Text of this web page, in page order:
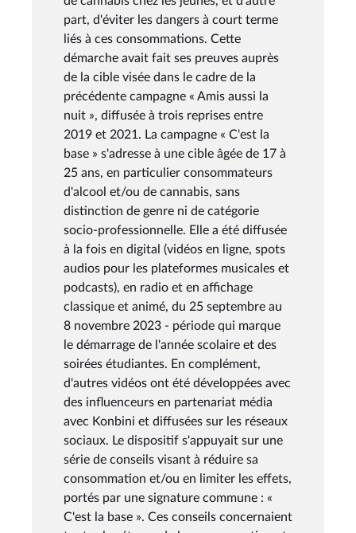
part, d'éviter les dangers à court terme
liés à ces consommations. Cette
démarche avait fait ses preuves auprès
de la cible visée dans le cadre de la
précédente campagne « Amis aussi la
nuit », diffusée à trois reprises entre
2019 et 2021. La campagne « C'est la
base » s'adresse à une cible âgée de 17 à
25 ans, en particulier consommateurs
d'alcool et/ou de cannabis, sans
distinction de genre ni de catégorie
socio-professionnelle. Elle a été diffusée
à la fois en digital (vidéos en ligne, spots
audios pour les plateformes musicales et
podcasts), en radio et en affichage
classique et animé, du 25 septembre au
8 novembre 2023 - période qui marque
le démarrage de l'année scolaire et des
soirées étudiantes. En complément,
d'autres vidéos ont été développées avec
des influenceurs en partenariat média
avec Konbini et diffusées sur les réseaux
sociaux. Le dispositif s'appuyait sur une
série de conseils visant à réduire sa
consommation et/ou en limiter les effets,
portés par une signature commune : «
C'est la base ». Ces conseils concernaient